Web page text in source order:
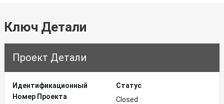
Ключ Детали
Проект Детали
Идентификационный
Hомер Проекта
Статус
Closed